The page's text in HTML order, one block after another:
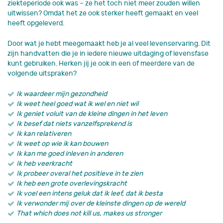
ziekteperiode ook was – ze het toch niet meer zouden willen
uitwissen? Omdat het ze ook sterker heeft gemaakt en veel
heeft opgeleverd.
Door wat je hebt meegemaakt heb je al veel levenservaring. Dit
zijn handvatten die je in iedere nieuwe uitdaging of levensfase
kunt gebruiken. Herken jij je ook in een of meerdere van de
volgende uitspraken?
Ik waardeer mijn gezondheid
Ik weet heel goed wat ik wel en niet wil
Ik geniet voluit van de kleine dingen in het leven
Ik besef dat niets vanzelfsprekend is
Ik kan relativeren
Ik weet op wie ik kan bouwen
Ik kan me goed inleven in anderen
Ik heb veerkracht
Ik probeer overal het positieve in te zien
Ik heb een grote overlevingskracht
Ik voel een intens geluk dat ik leef, dat ik besta
Ik verwonder mij over de kleinste dingen op de wereld
That which does not kill us, makes us stronger